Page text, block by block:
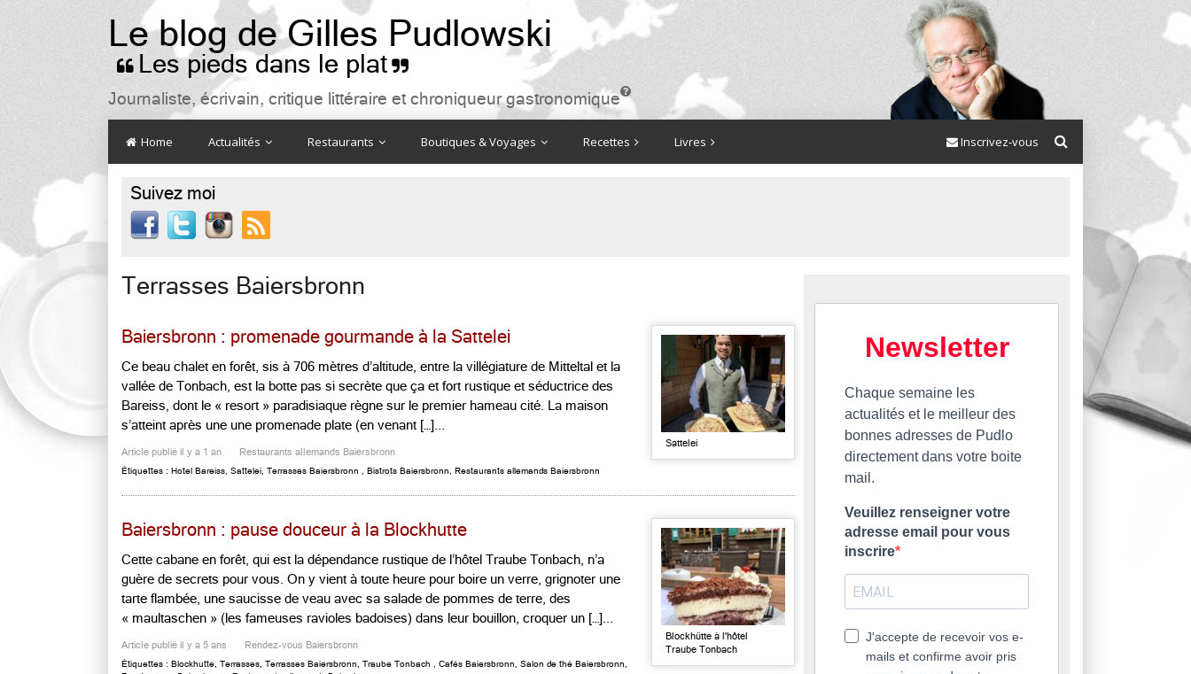
Le blog de Gilles Pudlowski
 Les pieds dans le plat 
Journaliste, écrivain, critique littéraire et chroniqueur gastronomique

Home Actualités Restaurants Boutiques & Voyages Recettes Livres Inscrivez-vous
Suivez moi

Terrasses Baiersbronn
Baiersbronn : promenade gourmande à la Sattelei
Ce beau chalet en forêt, sis à 706 mètres d’altitude, entre la villégiature de Mitteltal et la
vallée de Tonbach, est la botte pas si secrète que ça et fort rustique et séductrice des
Bareiss, dont le « resort » paradisiaque règne sur le premier hameau cité. La maison
s’atteint après une une promenade plate (en venant […]...
Article publié il y a 1 an Restaurants allemands Baiersbronn
Étiquettes : Hotel Bareiss Sattelei Terrasses Baiersbronn Bistrots Baiersbronn Restaurants allemands Baiersbronn
Sattelei
Baiersbronn : pause douceur à la Blockhutte
Cette cabane en forêt, qui est la dépendance rustique de l’hôtel Traube Tonbach, n’a
guère de secrets pour vous. On y vient à toute heure pour boire un verre, grignoter une
tarte flambée, une saucisse de veau avec sa salade de pommes de terre, des
« maultaschen » (les fameuses ravioles badoises) dans leur bouillon, croquer un […]...
Article publié il y a 5 ans Rendez-vous Baiersbronn
Étiquettes : Blockhutte Terrasses Terrasses Baiersbronn Traube Tonbach Cafés Baiersbronn Salon de thé Baiersbronn
Blockhütte à l'hôtel
Traube Tonbach
Newsletter
Chaque semaine les
actualités et le meilleur des
bonnes adresses de Pudlo
directement dans votre boite
mail.
Veuillez renseigner votre
adresse email pour vous
inscrire
J'accepte de recevoir vos e-
mails et confirme avoir pris